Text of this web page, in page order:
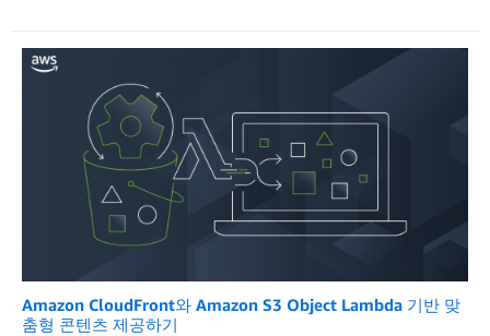
Amazon CloudFront와 Amazon S3 Object Lambda 기반 맞
춤형 콘텐츠 제공하기